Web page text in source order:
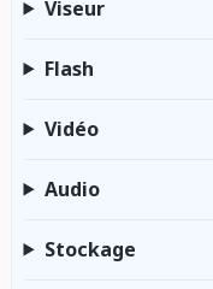
Viseur
Flash
Vidéo
Audio
Stockage